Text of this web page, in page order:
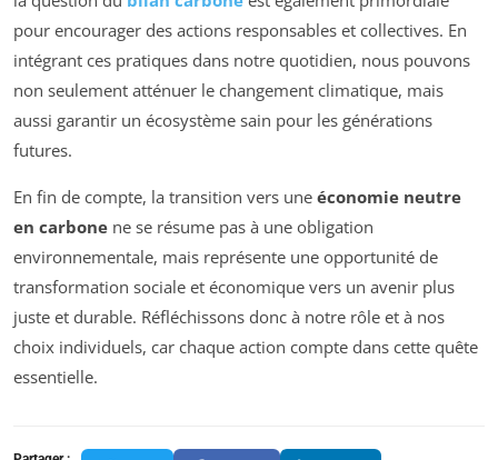
pour encourager des actions responsables et collectives. En
intégrant ces pratiques dans notre quotidien, nous pouvons
non seulement atténuer le changement climatique, mais
aussi garantir un écosystème sain pour les générations
futures.
En fin de compte, la transition vers une économie neutre
en carbone ne se résume pas à une obligation
environnementale, mais représente une opportunité de
transformation sociale et économique vers un avenir plus
juste et durable. Réfléchissons donc à notre rôle et à nos
choix individuels, car chaque action compte dans cette quête
essentielle.